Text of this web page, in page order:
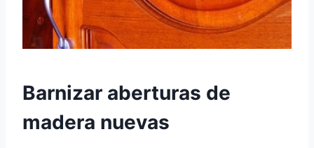
Barnizar aberturas de
madera nuevas